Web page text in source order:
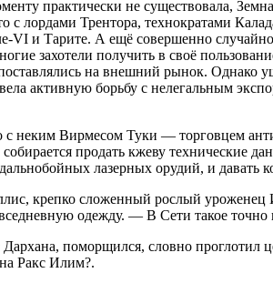
практически не существовала,
лордами Трентора, технократами
и Тарите. А ещё совершенно
захотели получить в своё
на внешний рынок.
активную борьбу с нелегальным
с неким Вирмесом Туки — торговцем
продать кжеву технические
лазерных орудий, и
крепко сложенный рослый
одежду. — В Сети такое точно
поморщился, словно проглотил
Ракс Илим?.